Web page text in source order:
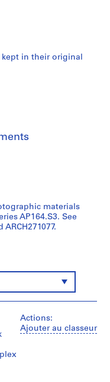
kept in their original
materials
AP164.S3. See
ARCH271077.
Actions:
Ajouter au classeur